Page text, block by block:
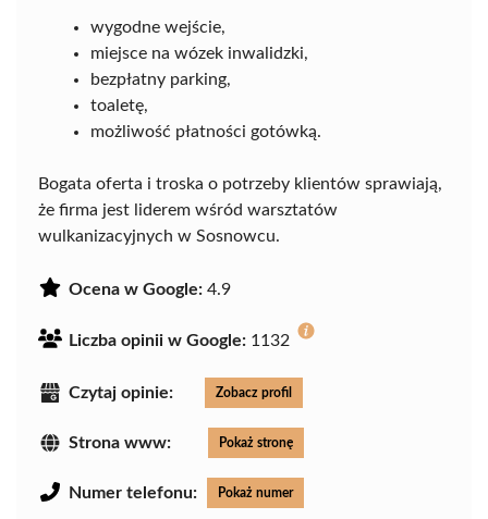
wygodne wejście,
miejsce na wózek inwalidzki,
bezpłatny parking,
toaletę,
możliwość płatności gotówką.
Bogata oferta i troska o potrzeby klientów sprawiają,
że firma jest liderem wśród warsztatów
wulkanizacyjnych w Sosnowcu.
Ocena w Google: 4.9
Liczba opinii w Google: 1132
Czytaj opinie: Zobacz profil
Strona www: Pokaż stronę
Numer telefonu: Pokaż numer